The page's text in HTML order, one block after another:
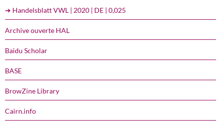
➔ Handelsblatt VWL | 2020 | DE | 0,025
Archive ouverte HAL
Baidu Scholar
BASE
BrowZine Library
Cairn.info